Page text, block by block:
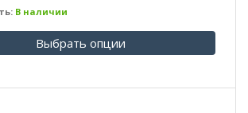
В наличии
Выбрать опции